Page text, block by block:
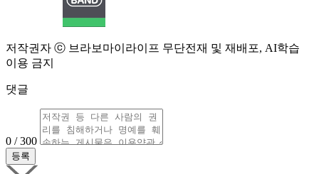
저작권자 ⓒ 브라보마이라이프 무단전재 및 재배포, AI학습
이용 금지
댓글
0 / 300